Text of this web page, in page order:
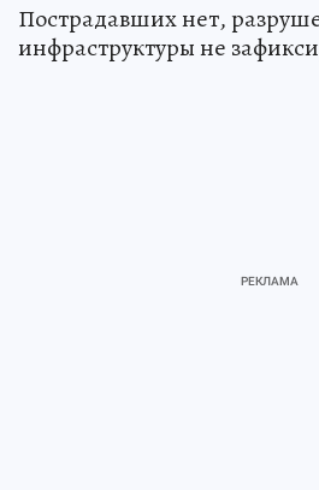
Пострадавших нет,
инфраструктуры не